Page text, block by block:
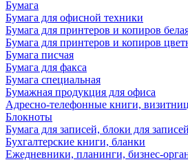
Бумага
Бумага для офисной техники
Бумага для принтеров и копиров
Бумага для принтеров и копиров
Бумага писчая
Бумага для факса
Бумага специальная
Бумажная продукция для офиса
Адресно-телефонные книги,
Блокноты
Бумага для записей, блоки для записей
Бухгалтерские книги, бланки
Ежедневники, планинги, бизнес-